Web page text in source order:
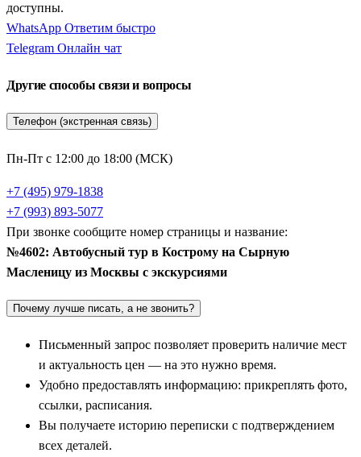
доступны.
WhatsApp Ответим быстро
Telegram Онлайн чат
Другие способы связи и вопросы
Телефон (экстренная связь)
Пн-Пт с 12:00 до 18:00 (МСК)
+7 (495) 979-1838
+7 (993) 893-5077
При звонке сообщите номер страницы и название:
№4602: Автобусный тур в Кострому на Сырную
Масленицу из Москвы с экскурсиями
Почему лучше писать, а не звонить?
Письменный запрос позволяет проверить наличие мест
и актуальность цен — на это нужно время.
Удобно предоставлять информацию: прикреплять фото,
ссылки, расписания.
Вы получаете историю переписки с подтверждением
всех деталей.